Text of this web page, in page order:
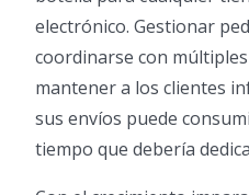
electrónico. Gestionar
coordinarse con
mantener a los clientes
sus envíos puede
tiempo que debería